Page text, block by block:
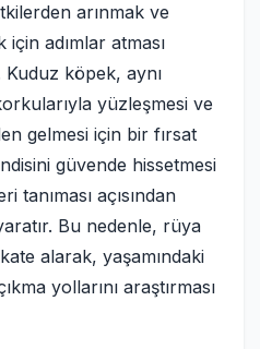
arınmak ve
adımlar atması
Kuduz köpek, aynı
yüzleşmesi ve
gelmesi için bir fırsat
güvende hissetmesi
tanıması açısından
Bu nedenle, rüya
alarak, yaşamındaki
yollarını araştırması